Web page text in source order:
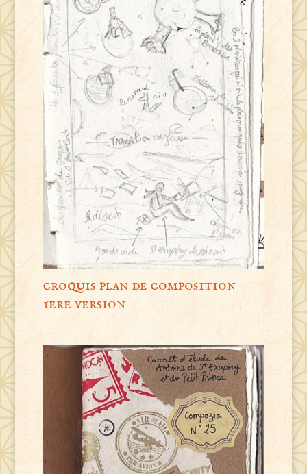
croquis plan de composition
1ere version